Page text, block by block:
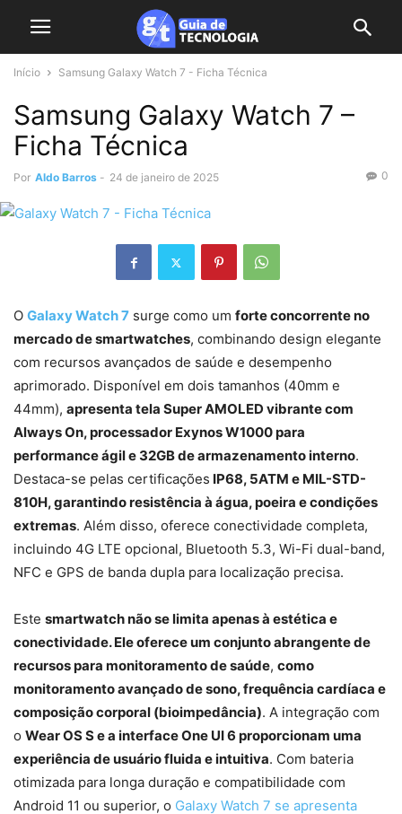
Início Samsung Galaxy Watch 7 - Ficha Técnica
Samsung Galaxy Watch 7 –
Ficha Técnica
Por Aldo Barros - 24 de janeiro de 2025 0
O Galaxy Watch 7 surge como um forte concorrente no
mercado de smartwatches, combinando design elegante
com recursos avançados de saúde e desempenho
aprimorado. Disponível em dois tamanhos (40mm e
44mm), apresenta tela Super AMOLED vibrante com
Always On, processador Exynos W1000 para
performance ágil e 32GB de armazenamento interno.
Destaca-se pelas certificações IP68, 5ATM e MIL-STD-
810H, garantindo resistência à água, poeira e condições
extremas. Além disso, oferece conectividade completa,
incluindo 4G LTE opcional, Bluetooth 5.3, Wi-Fi dual-band,
NFC e GPS de banda dupla para localização precisa.
Este smartwatch não se limita apenas à estética e
conectividade. Ele oferece um conjunto abrangente de
recursos para monitoramento de saúde, como
monitoramento avançado de sono, frequência cardíaca e
composição corporal (bioimpedância). A integração com
o Wear OS S e a interface One UI 6 proporcionam uma
experiência de usuário fluida e intuitiva. Com bateria
otimizada para longa duração e compatibilidade com
Android 11 ou superior, o Galaxy Watch 7 se apresenta